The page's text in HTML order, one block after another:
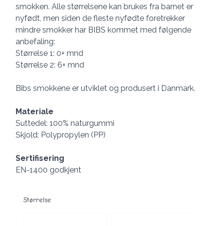
smokken. Alle størrelsene kan brukes fra barnet er
nyfødt, men siden de fleste nyfødte foretrekker
mindre smokker har BIBS kommet med følgende
anbefaling:
Størrelse 1: 0+ mnd
Størrelse 2: 6+ mnd
Bibs smokkene er utviklet og produsert i Danmark.
Materiale
Suttedel: 100% naturgummi
Skjold: Polypropylen (PP)
Sertifisering
EN-1400 godkjent
Størrelse